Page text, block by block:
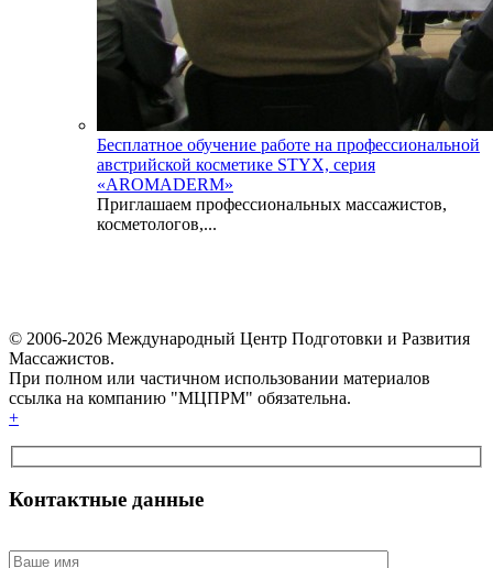
Бесплатное обучение работе на профессиональной
австрийской косметике STYX, серия
«AROMADERM»
Приглашаем профессиональных массажистов,
косметологов,...
© 2006-2026 Международный Центр Подготовки и Развития
Массажистов.
При полном или частичном использовании материалов
ссылка на компанию "МЦПРМ" обязательна.
+
Контактные данные